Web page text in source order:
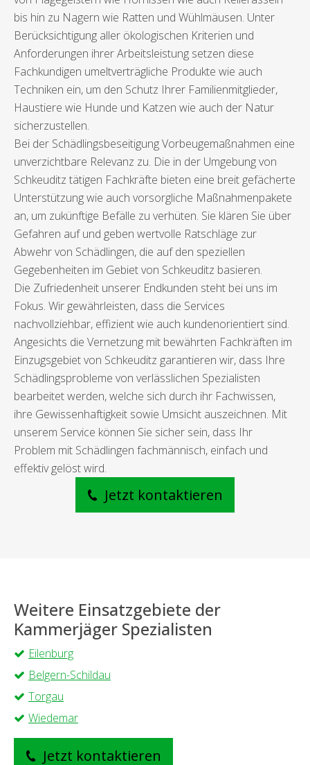
bis hin zu Nagern wie Ratten und Wühlmäusen. Unter
Berücksichtigung aller ökologischen Kriterien und
Anforderungen ihrer Arbeitsleistung setzen diese
Fachkundigen umeltverträgliche Produkte wie auch
Techniken ein, um den Schutz Ihrer Familienmitglieder,
Haustiere wie Hunde und Katzen wie auch der Natur
sicherzustellen.
Bei der Schädlingsbeseitigung Vorbeugemaßnahmen eine
unverzichtbare Relevanz zu. Die in der Umgebung von
Schkeuditz tätigen Fachkräfte bieten eine breit gefächerte
Unterstützung wie auch vorsorgliche Maßnahmenpakete
an, um zukünftige Befälle zu verhüten. Sie klären Sie über
Gefahren auf und geben wertvolle Ratschläge zur
Abwehr von Schädlingen, die auf den speziellen
Gegebenheiten im Gebiet von Schkeuditz basieren.
Die Zufriedenheit unserer Endkunden steht bei uns im
Fokus. Wir gewährleisten, dass die Services
nachvollziehbar, effizient wie auch kundenorientiert sind.
Angesichts die Vernetzung mit bewährten Fachkräften im
Einzugsgebiet von Schkeuditz garantieren wir, dass Ihre
Schädlingsprobleme von verlässlichen Spezialisten
bearbeitet werden, welche sich durch ihr Fachwissen,
ihre Gewissenhaftigkeit sowie Umsicht auszeichnen. Mit
unserem Service können Sie sicher sein, dass Ihr
Problem mit Schädlingen fachmännisch, einfach und
effektiv gelöst wird.
Jetzt kontaktieren
Weitere Einsatzgebiete der
Kammerjäger Spezialisten
Eilenburg
Belgern-Schildau
Torgau
Wiedemar
Jetzt kontaktieren